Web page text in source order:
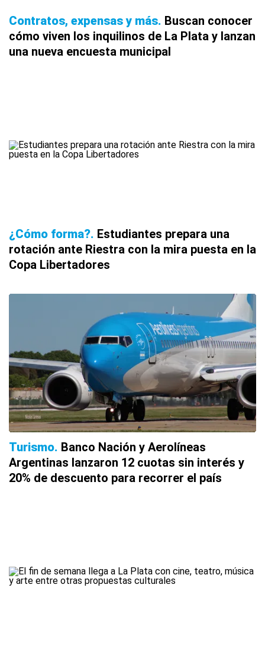
Contratos, expensas y más Buscan conocer
cómo viven los inquilinos de La Plata y lanzan
una nueva encuesta municipal
¿Cómo forma? Estudiantes prepara una
rotación ante Riestra con la mira puesta en la
Copa Libertadores
Turismo Banco Nación y Aerolíneas
Argentinas lanzaron 12 cuotas sin interés y
20% de descuento para recorrer el país